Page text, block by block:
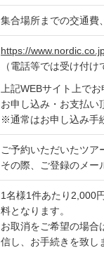
集合場所までの交通費
https://
（電話等では受け付
上記WEBサイト上で
お申し込み・お支払い
※通常はお申し込み手
ご予約いただいたツ
その際、ご登録のメー
1名様1件あたり2,000
料となります。
お取消をご希望の場合
信し、お手続きを致し